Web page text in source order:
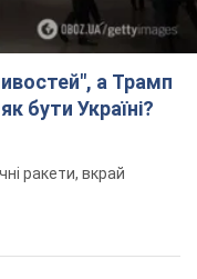
а Трамп
бути Україні?
ракети, вкрай